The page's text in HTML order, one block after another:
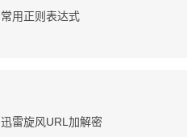
常用正则表达式
迅雷旋风URL加解密